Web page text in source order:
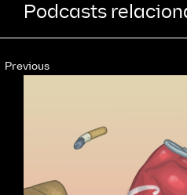
Podcasts
Previous